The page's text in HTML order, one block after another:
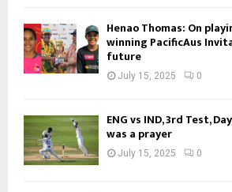
Henao Thomas: On
winning PacificAus
future
July 15, 2025 0
ENG vs IND, 3rd Test,
was a prayer
July 15, 2025 0